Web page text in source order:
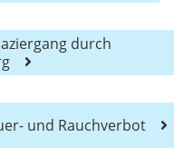
durch
und Rauchverbot